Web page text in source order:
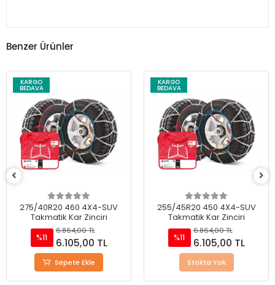
Benzer Ürünler
KARGO
BEDAVA
255/45R20 450 4X4-SUV
Takmatik Kar Zinciri
%11
6.864,00 TL
6.105,00 TL
Stokta Yok
KARGO
BEDAVA
245/45R18 400 4X4-SUV
Takmatik Kar Zinciri
%11
6.864,00 TL
6.105,00 TL
Sepete Ekle